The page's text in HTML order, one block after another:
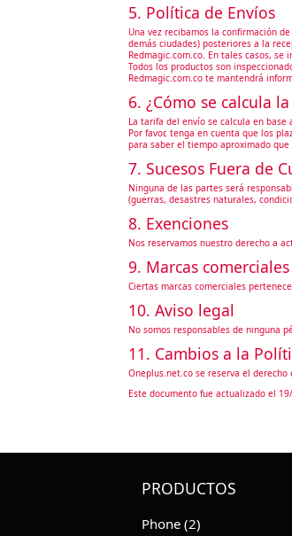
5. Política de Envíos
Una vez recibamos la confirmación
demás ciudades) posteriores a la
Redmagic.com.co. En tales casos,
Todos los productos son
Redmagic.com.co te mantendrá
6. ¿Cómo se calcula
La tarifa del envío se calcula en base
Por favor, tenga en cuenta que los
para saber el tiempo aproximado
7. Sucesos Fuera de
Ninguna de las partes será
(guerras, desastres naturales,
8. Exenciones
Nos reservamos nuestro derecho a
9. Marcas
Ciertas marcas comerciales
10. Aviso legal
No somos responsables de ninguna
11. Cambios a la
Oneplus.net.co se reserva el
Este documento fue actualizado el
PRODUCTOS
Phone (2)